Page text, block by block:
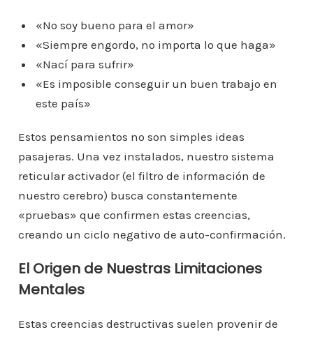
«No soy bueno para el amor»
«Siempre engordo, no importa lo que haga»
«Nací para sufrir»
«Es imposible conseguir un buen trabajo en
este país»
Estos pensamientos no son simples ideas
pasajeras. Una vez instalados, nuestro sistema
reticular activador (el filtro de información de
nuestro cerebro) busca constantemente
«pruebas» que confirmen estas creencias,
creando un ciclo negativo de auto-confirmación.
El Origen de Nuestras Limitaciones
Mentales
Estas creencias destructivas suelen provenir de